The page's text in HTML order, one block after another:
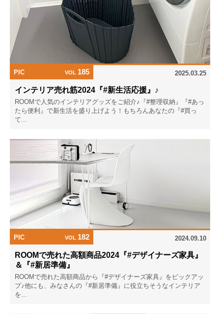
PIC VOL 185 2025.03.25
インテリア売れ筋2024『#新生活応援』♪
ROOMで人気のインテリアグッズをご紹介♪『#整理収納』『#あっ
たら便利』で新生活を盛り上げよう！もちろんあなたの『#買っ
て...
PIC VOL 182 2024.09.10
ROOMで売れた高額商品2024『#デザイナーズ家具』
＆『#新居準備』
ROOMで売れた高額商品から『#デザイナーズ家具』をピックアッ
プ♪他にも、みなさんの『#新居準備』に役立ちそうなインテリア
を...